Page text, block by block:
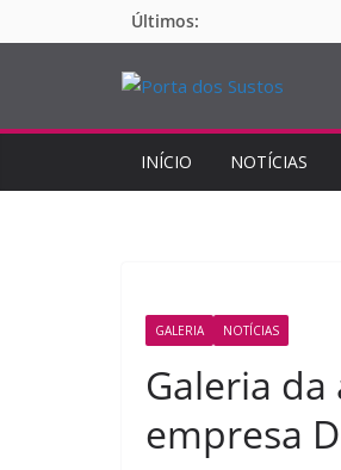
para
Últimos:
INÍCIO NOTÍCIAS
GALERIA NOTÍCIAS
Galeria
empresa